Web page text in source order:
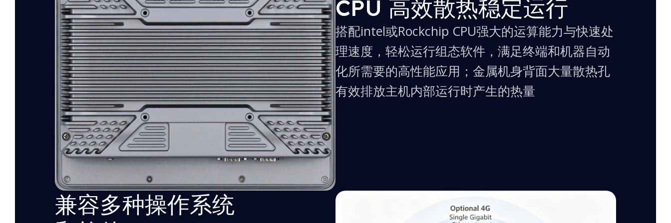
CPU 高效散热稳定运行
搭配intel或Rockchip CPU强大的运算能力与快速处
理速度，轻松运行组态软件，满足终端和机器自动
化所需要的高性能应用；金属机身背面大量散热孔
有效排放主机内部运行时产生的热量
兼容多种操作系统